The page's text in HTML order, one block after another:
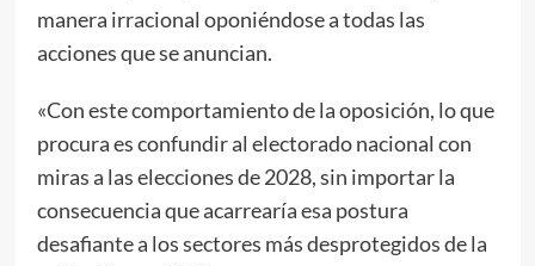
manera irracional oponiéndose a todas las
acciones que se anuncian.
«Con este comportamiento de la oposición, lo que
procura es confundir al electorado nacional con
miras a las elecciones de 2028, sin importar la
consecuencia que acarrearía esa postura
desafiante a los sectores más desprotegidos de la